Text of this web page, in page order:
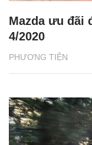
PHƯƠNG TIỆN
Mazda ưu đãi
4/2020